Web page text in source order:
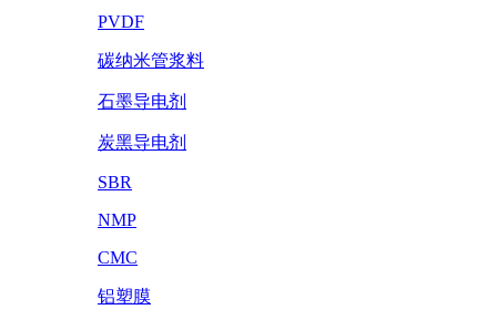
PVDF
碳纳米管浆料
石墨导电剂
炭黑导电剂
SBR
NMP
CMC
铝塑膜